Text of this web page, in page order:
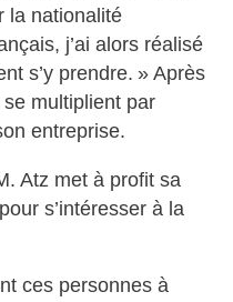
la nationalité
j’ai alors réalisé
s’y prendre. » Après
multiplient par
entreprise.
Atz met à profit sa
s’intéresser à la
ces personnes à